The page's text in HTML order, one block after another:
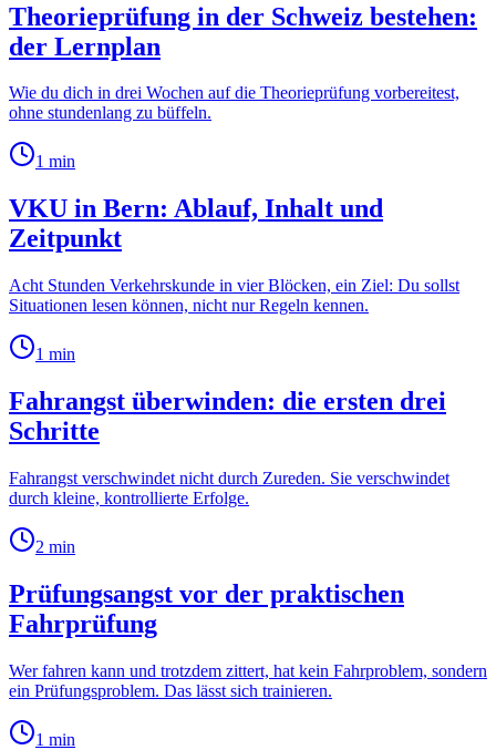
Theorieprüfung in der Schweiz bestehen:
der Lernplan
Wie du dich in drei Wochen auf die Theorieprüfung vorbereitest,
ohne stundenlang zu büffeln.
1 min
VKU in Bern: Ablauf, Inhalt und
Zeitpunkt
Acht Stunden Verkehrskunde in vier Blöcken, ein Ziel: Du sollst
Situationen lesen können, nicht nur Regeln kennen.
1 min
Fahrangst überwinden: die ersten drei
Schritte
Fahrangst verschwindet nicht durch Zureden. Sie verschwindet
durch kleine, kontrollierte Erfolge.
2 min
Prüfungsangst vor der praktischen
Fahrprüfung
Wer fahren kann und trotzdem zittert, hat kein Fahrproblem, sondern
ein Prüfungsproblem. Das lässt sich trainieren.
1 min